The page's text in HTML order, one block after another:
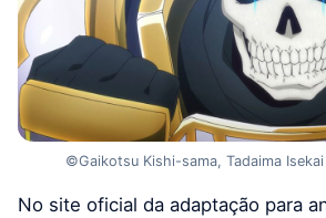
©Gaikotsu Kishi-sama, Tadaima
No site oficial da adaptação para